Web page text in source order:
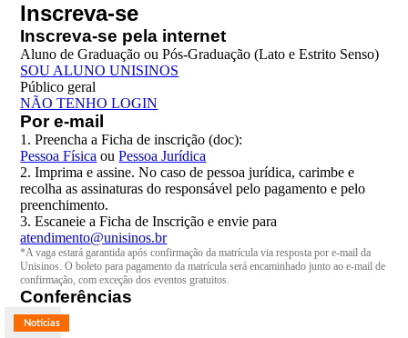
Inscreva-se
Inscreva-se pela internet
Aluno de Graduação ou Pós-Graduação (Lato e Estrito Senso)
SOU ALUNO UNISINOS
Público geral
NÃO TENHO LOGIN
Por e-mail
1. Preencha a Ficha de inscrição (doc):
Pessoa Física ouPessoa Jurídica
2. Imprima e assine. No caso de pessoa jurídica, carimbe e
recolha as assinaturas do responsável pelo pagamento e pelo
preenchimento.
3. Escaneie a Ficha de Inscrição e envie para
atendimento@unisinos.br
*A vaga estará garantida após confirmação da matrícula via resposta por e-mail da
Unisinos. O boleto para pagamento da matrícula será encaminhado junto ao e-mail de
confirmação, com exceção dos eventos gratuitos.
Conferências
Notícias